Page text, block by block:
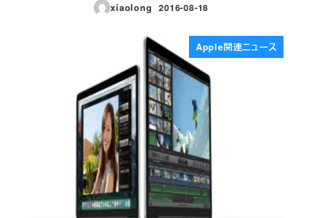
xiaolong
投稿日
2016-08-18
Apple関連ニュース